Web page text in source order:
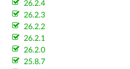
26.2.4
26.2.3
26.2.2
26.2.1
26.2.0
25.8.7